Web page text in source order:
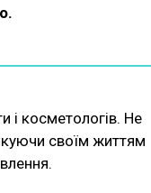
і косметологів. Не
своїм життям